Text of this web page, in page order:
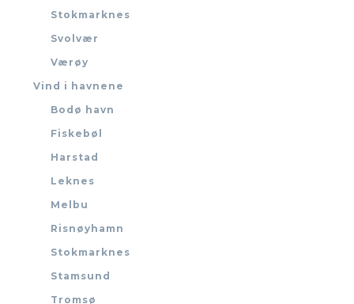
Stokmarknes
Svolvær
Værøy
Vind i havnene
Bodø havn
Fiskebøl
Harstad
Leknes
Melbu
Risnøyhamn
Stokmarknes
Stamsund
Tromsø